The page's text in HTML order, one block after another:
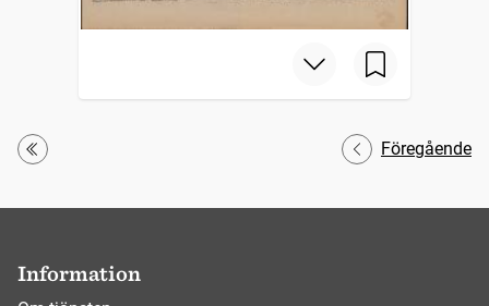
Första
Föregående
Information